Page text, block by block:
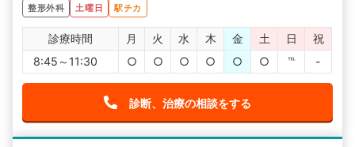
整形外科 土曜日 駅チカ
診療時間 月 火 水 木 金 土 日
祝
8:45～11:30
○ ○ ○ ○ ○ ○ ℡ -
診断、治療の相談をする